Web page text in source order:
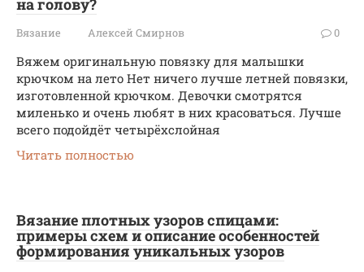
на голову?
Вязание Алексей Смирнов 0
Вяжем оригинальную повязку для малышки
крючком на лето Нет ничего лучше летней повязки,
изготовленной крючком. Девочки смотрятся
миленько и очень любят в них красоваться. Лучше
всего подойдёт четырёхслойная
Читать полностью
Вязание плотных узоров спицами:
примеры схем и описание особенностей
формирования уникальных узоров